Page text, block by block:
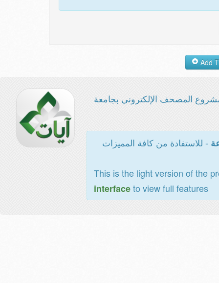
المصحف الإلكتروني بجامعة
- للاستفادة من كافة المميزات
This is the light version of the
interfaceto view full features